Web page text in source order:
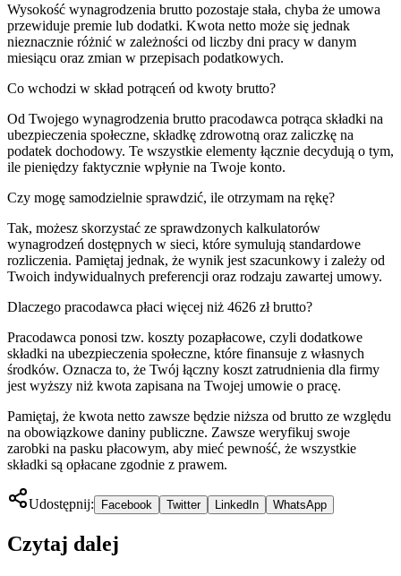
Wysokość wynagrodzenia brutto pozostaje stała, chyba że umowa
przewiduje premie lub dodatki. Kwota netto może się jednak
nieznacznie różnić w zależności od liczby dni pracy w danym
miesiącu oraz zmian w przepisach podatkowych.
Co wchodzi w skład potrąceń od kwoty brutto?
Od Twojego wynagrodzenia brutto pracodawca potrąca składki na
ubezpieczenia społeczne, składkę zdrowotną oraz zaliczkę na
podatek dochodowy. Te wszystkie elementy łącznie decydują o tym,
ile pieniędzy faktycznie wpłynie na Twoje konto.
Czy mogę samodzielnie sprawdzić, ile otrzymam na rękę?
Tak, możesz skorzystać ze sprawdzonych kalkulatorów
wynagrodzeń dostępnych w sieci, które symulują standardowe
rozliczenia. Pamiętaj jednak, że wynik jest szacunkowy i zależy od
Twoich indywidualnych preferencji oraz rodzaju zawartej umowy.
Dlaczego pracodawca płaci więcej niż 4626 zł brutto?
Pracodawca ponosi tzw. koszty pozapłacowe, czyli dodatkowe
składki na ubezpieczenia społeczne, które finansuje z własnych
środków. Oznacza to, że Twój łączny koszt zatrudnienia dla firmy
jest wyższy niż kwota zapisana na Twojej umowie o pracę.
Pamiętaj, że kwota netto zawsze będzie niższa od brutto ze względu
na obowiązkowe daniny publiczne. Zawsze weryfikuj swoje
zarobki na pasku płacowym, aby mieć pewność, że wszystkie
składki są opłacane zgodnie z prawem.
Udostępnij: Facebook Twitter LinkedIn WhatsApp
Czytaj dalej